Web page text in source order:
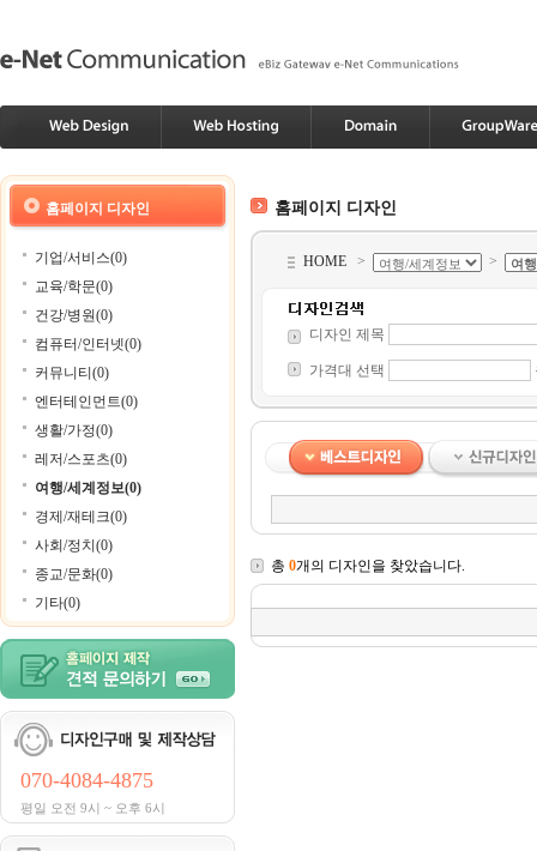
홈페이지 디자인
기업/서비스(0)
교육/학문(0)
건강/병원(0)
컴퓨터/인터넷(0)
커뮤니티(0)
엔터테인먼트(0)
생활/가정(0)
레저/스포츠(0)
여행/세계정보(0)
경제/재테크(0)
사회/정치(0)
종교/문화(0)
기타(0)
070-4084-4875
평일 오전 9시 ~ 오후 6시
홈페이지 디자인
HOME > >
디자인 제목
가격대 선택
총 0개의 디자인을 찾았습니다.